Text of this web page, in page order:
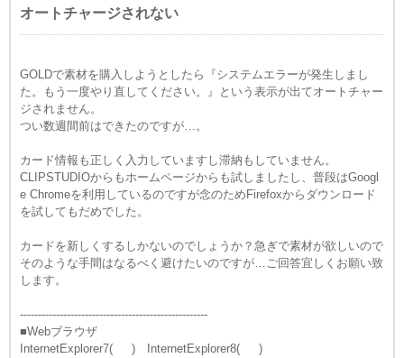
オートチャージされない
GOLDで素材を購入しようとしたら『システムエラーが発生しまし
た。もう一度やり直してください。』という表示が出てオートチャー
ジされません。
つい数週間前はできたのですが…。
カード情報も正しく入力していますし滞納もしていません。
CLIPSTUDIOからもホームページからも試しましたし、普段はGoogl
e Chromeを利用しているのですが念のためFirefoxからダウンロード
を試してもだめでした。
カードを新しくするしかないのでしょうか？急ぎで素材が欲しいので
そのような手間はなるべく避けたいのですが…ご回答宜しくお願い致
します。
----------------------------------------------------
■Webブラウザ
InternetExplorer7( ) InternetExplorer8( )